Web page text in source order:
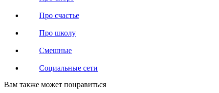
Про счастье
Про школу
Смешные
Социальные сети
Вам также может понравиться